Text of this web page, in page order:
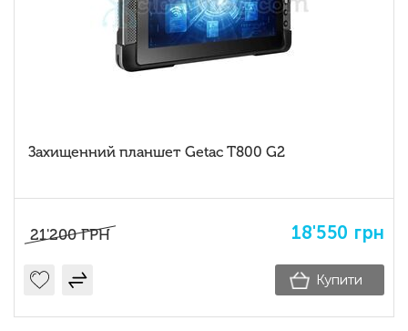
Заxищенний планшет Getac T800 G2
21'200 ГРН 18'550 грн
Купити